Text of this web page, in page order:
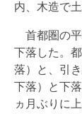
内、木造で
首都圏の平
下落した。
落）と、引
下落）と下
ヵ月ぶりに